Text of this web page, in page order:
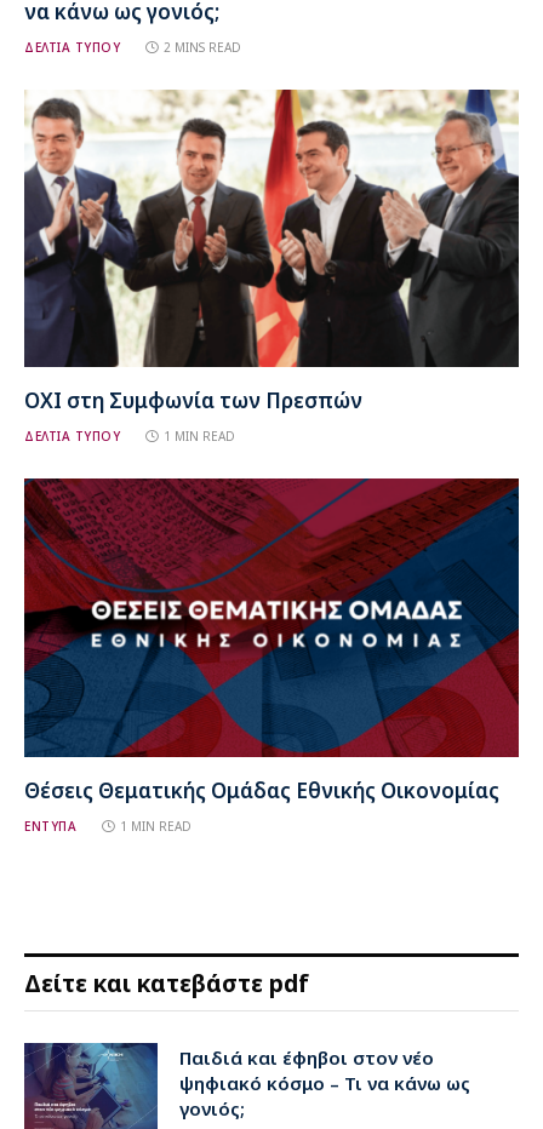
να κάνω ως γονιός;
ΔΕΛΤΙΑ ΤΥΠΟΥ 2 MINS READ
ΟΧΙ στη Συμφωνία των Πρεσπών
ΔΕΛΤΙΑ ΤΥΠΟΥ 1 MIN READ
Θέσεις Θεματικής Ομάδας Εθνικής Οικονομίας
ΕΝΤΥΠΑ 1 MIN READ
Δείτε και κατεβάστε pdf
Παιδιά και έφηβοι στον νέο
ψηφιακό κόσμο – Τι να κάνω ως
γονιός;